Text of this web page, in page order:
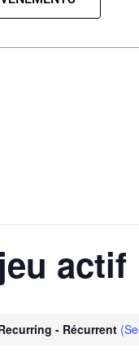
actif
- Récurrent